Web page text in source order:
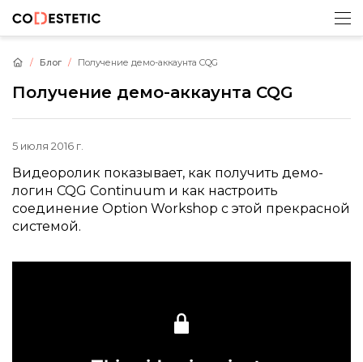
Блог Получение демо-аккаунта CQG
Получение демо-аккаунта CQG
5 июля 2016 г.
Видеоролик показывает, как получить демо-
логин CQG Continuum и как настроить
соединение Option Workshop с этой прекрасной
системой.